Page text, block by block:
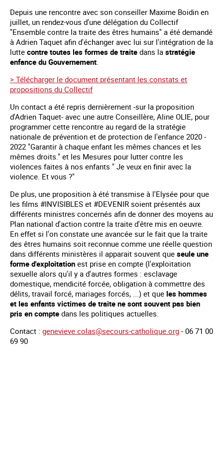
Depuis une rencontre avec son conseiller Maxime Boidin en
juillet, un rendez-vous d'une délégation du Collectif
"Ensemble contre la traite des êtres humains" a été demandé
à Adrien Taquet afin d'échanger avec lui sur l'intégration de la
lutte contre toutes les formes de traite dans la stratégie
enfance du Gouvernement
> Télécharger le document présentant les constats et
propositions du Collectif
Un contact a été repris dernièrement -sur la proposition
d'Adrien Taquet- avec une autre Conseillère, Aline OLIE, pour
programmer cette rencontre au regard de la stratégie
nationale de prévention et de protection de l'enfance 2020 -
2022 "Garantir à chaque enfant les mêmes chances et les
mêmes droits." et les Mesures pour lutter contre les
violences faites à nos enfants " Je veux en finir avec la
violence. Et vous ?"
De plus, une proposition à été transmise à l'Elysée pour que
les films #INVISIBLES et #DEVENIR soient présentés aux
différents ministres concernés afin de donner des moyens au
Plan national d'action contre la traite d'être mis en oeuvre.
En effet si l'on constate une avancée sur le fait que la traite
des êtres humains soit reconnue comme une réelle question
dans différents ministères il apparait souvent que seule une
forme d'exploitation est prise en compte (l'exploitation
sexuelle alors qu'il y a d'autres formes : esclavage
domestique, mendicité forcée, obligation à commettre des
délits, travail forcé, mariages forcés, ...) et que les hommes
et les enfants victimes de traite ne sont souvent pas bien
pris en compte dans les politiques actuelles.
Contact : genevieve.colas@secours-catholique.org - 06 71 00
69 90